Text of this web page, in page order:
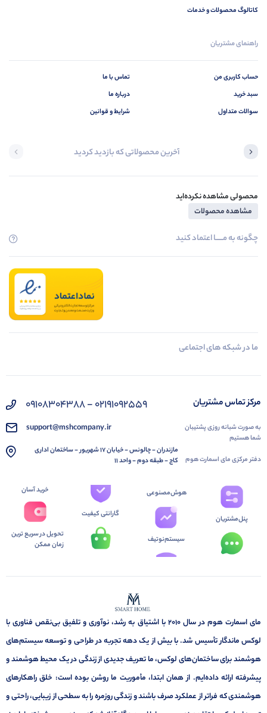
کاتالوگ محصولات و خدمات
راهنمای مشتریان
حساب کاربری من
سبد خرید
سوالات متداول
تماس با ما
درباره ما
شرایط و قوانین
آخرین محصولاتی که بازدید کردید
محصولی مشاهده نکرده‌اید
مشاهده محصولات
چگونه به مــــــا اعتماد کنید
ما در شبکه های اجتماعی
مرکز تماس مشتریان
به صورت شبانه روزی پشتیبان
شما هستیم
دفتر مرکزی مای اسمارت هوم
02191092559 - 09108304388
support@mshcompany.ir
مازندران - چالونس - خیابان 17 شهریور - ساختمان اداری
کاج - طبقه دوم - واحد 11
پنل‌مشتریان
هوش‌مصنوعی
سیستم‌نوتیف
گارانتی کیفیت
خرید آسان
تحویل در سریع ترین
زمان ممکن
مای اسمارت هوم در سال ۲۰۱۰ با اشتیاق به رشد، نوآوری و تلفیق بی‌نقص فناوری با
لوکس ماندگار تأسیس شد. با بیش از یک دهه تجربه در طراحی و توسعه سیستم‌های
هوشمند برای ساختمان‌های لوکس، ما تعریف جدیدی از زندگی در یک محیط هوشمند و
پیشرفته ارائه داده‌ایم. از همان ابتدا، مأموریت ما روشن بوده است: خلق راهکارهای
هوشمندی که فراتر از عملکرد صرف باشند و زندگی روزمره را به سطحی از زیبایی، راحتی و